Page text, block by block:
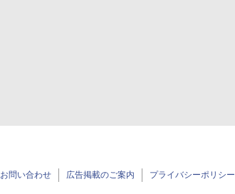
お問い合わせ 広告掲載のご案内 プライバシーポリシー